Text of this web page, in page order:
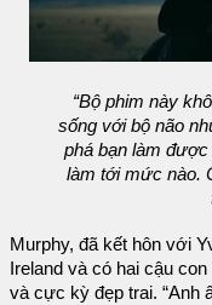
“Bộ phim này
sống với bộ não
phá bạn làm
làm tới mức nào.
Murphy, đã kết hôn với
Ireland và có hai cậu
và cực kỳ đẹp trai. “Anh